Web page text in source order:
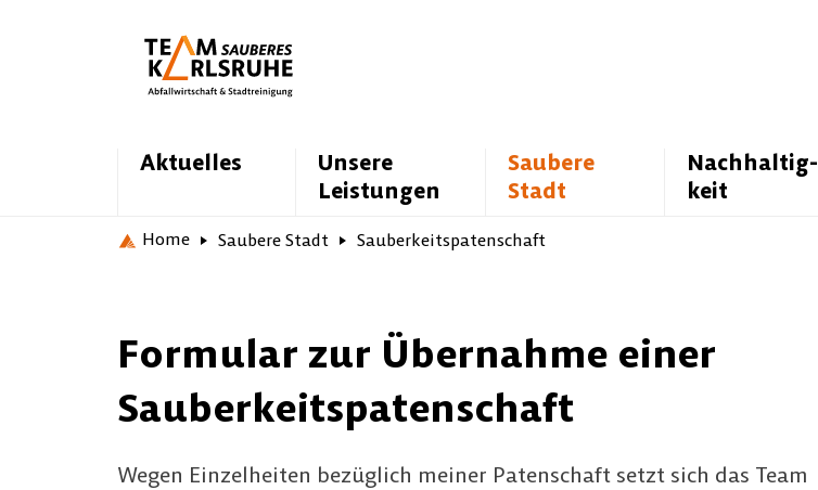
Aktuelles
Unsere
Leistungen
Saubere
Stadt
Nachhaltig­
keit
Home Saubere Stadt Sauberkeitspatenschaft
Formular zur Übernahme einer
Sauberkeitspatenschaft
Wegen Einzelheiten bezüglich meiner Patenschaft setzt sich das Team